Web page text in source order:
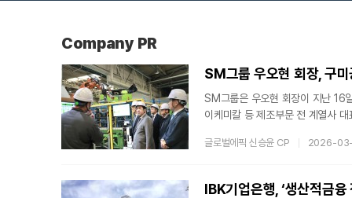
Company PR
SM그룹 우오현 회장, 구
SM그룹은 우오현 회장이 지난 16
이케미칼 등 제조부문 전 계열사
사단과 그룹 임원진 등 30여명이
고 있다.이 자리에서 우오현 회장
글로벌에픽 신승윤 CP 2026-
IBK기업은행, ‘생산적금융